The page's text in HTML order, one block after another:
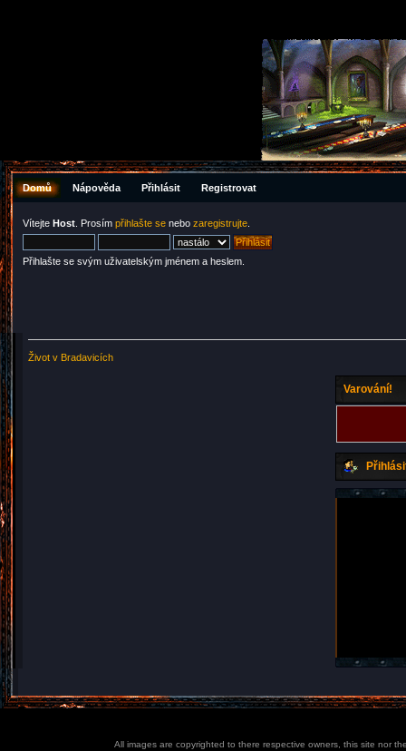
Domů Nápověda Přihlásit Registrovat
Vítejte Host . Prosím přihlašte se nebo zaregistrujte
Přihlašte se svým uživatelským jménem a heslem.
Život v Bradavicích
Varování!
All images are copyrighted to there respective owners, this site nor